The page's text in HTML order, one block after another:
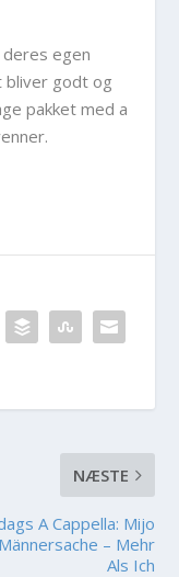
egen
bliver godt og
pakket med a
NÆSTE
A Cappella: Mijo
– Mehr
Als Ich